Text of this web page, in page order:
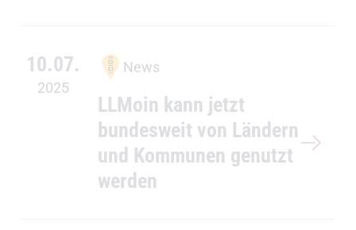
LLMoin kann jetzt
bundesweit von Ländern
und Kommunen genutzt
werden
News
10.07.
2025